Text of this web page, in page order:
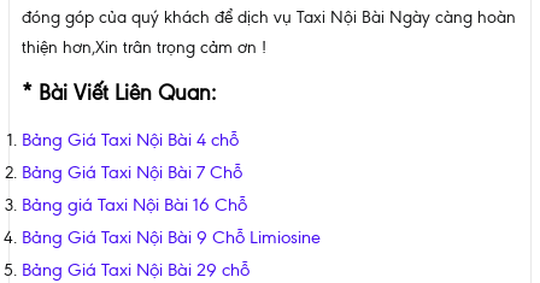
đóng góp của quý khách để dịch vụ Taxi Nội Bài Ngày càng hoàn
thiện hơn,Xin trân trọng cảm ơn !
* Bài Viết Liên Quan:
Bảng Giá Taxi Nội Bài 4 chỗ
Bảng Giá Taxi Nội Bài 7 Chỗ
Bảng giá Taxi Nội Bài 16 Chỗ
Bảng Giá Taxi Nội Bài 9 Chỗ Limiosine
Bảng Giá Taxi Nội Bài 29 chỗ